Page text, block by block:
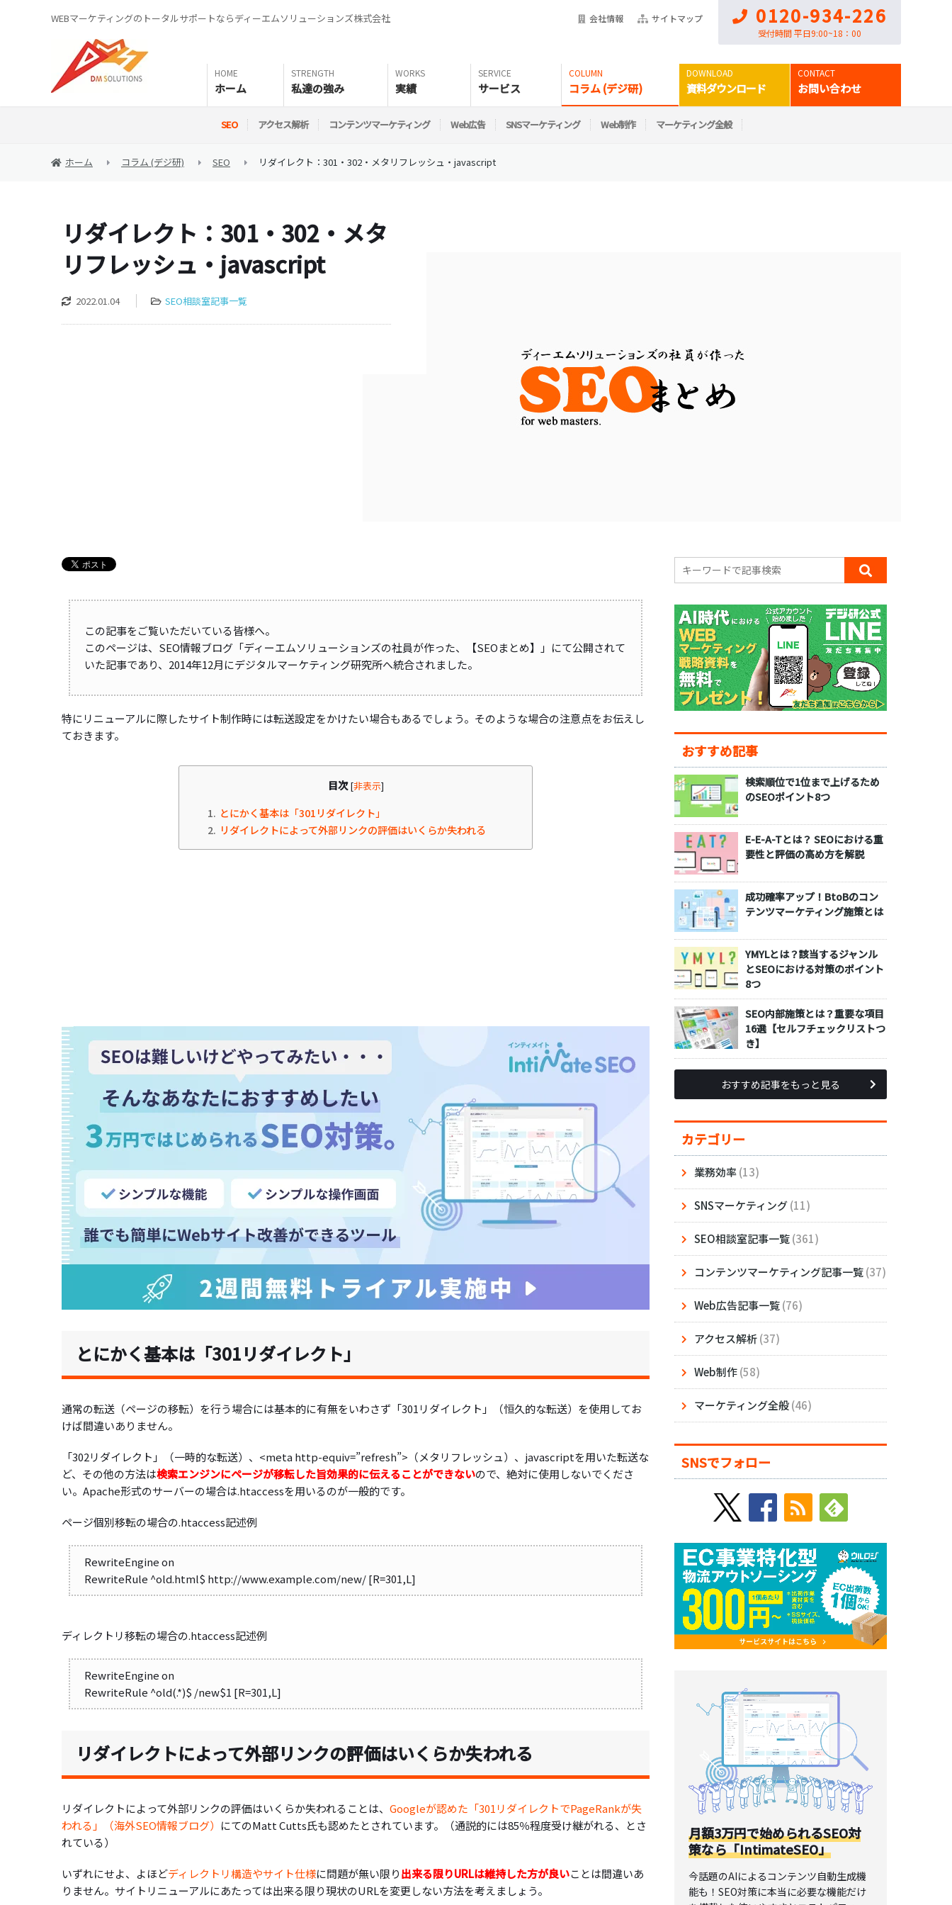
WEBマーケティングのトータルサポートならディーエムソリューションズ株式会社 会社情報 サイトマップ 0120-934-226
受付時間 平日9:00~18：00
ホーム 私達の強み 実績 サービス コラム (デジ研) 資料ダウンロード お問い合わせ
SEO アクセス解析 コンテンツマーケティング Web広告 SNSマーケティング Web制作 マーケティング全般
ホーム コラム (デジ研) SEO リダイレクト：301・302・メタリフレッシュ・javascript
リダイレクト：301・302・メタ
リフレッシュ・javascript
2022.01.04 SEO相談室記事一覧
この記事をご覧いただいている皆様へ。
このページは、SEO情報ブログ「ディーエムソリューションズの社員が作った、【SEOまとめ】」にて公開されて
いた記事であり、2014年12月にデジタルマーケティング研究所へ統合されました。
特にリニューアルに際したサイト制作時には転送設定をかけたい場合もあるでしょう。そのような場合の注意点をお伝えし
ておきます。
目次 [非表示]
1 とにかく基本は「301リダイレクト」
2 リダイレクトによって外部リンクの評価はいくらか失われる
とにかく基本は「301リダイレクト」
通常の転送（ページの移転）を行う場合には基本的に有無をいわさず「301リダイレクト」（恒久的な転送）を使用してお
けば間違いありません。
「302リダイレクト」（一時的な転送）、<meta http-equiv=”refresh”>（メタリフレッシュ）、javascriptを用いた転送な
ど、その他の方法は検索エンジンにページが移転した旨効果的に伝えることができないので、絶対に使用しないでくださ
い。Apache形式のサーバーの場合は.htaccessを用いるのが一般的です。
ページ個別移転の場合の.htaccess記述例
RewriteEngine on
RewriteRule ^old.html$ http://www.example.com/new/ [R=301,L]
ディレクトリ移転の場合の.htaccess記述例
RewriteEngine on
RewriteRule ^old(.*)$ /new$1 [R=301,L]
リダイレクトによって外部リンクの評価はいくらか失われる
リダイレクトによって外部リンクの評価はいくらか失われることは、 Googleが認めた「301リダイレクトでPageRankが失
われる」（海外SEO情報ブログ） にてのMatt Cutts氏も認めたとされています。（通説的には85％程度受け継がれる、とさ
れている）
いずれにせよ、よほどディレクトリ構造やサイト仕様に問題が無い限り出来る限りURLは維持した方が良いことは間違いあ
りません。サイトリニューアルにあたっては出来る限り現状のURLを変更しない方法を考えましょう。
おすすめ記事
検索順位で1位まで上げるため
のSEOポイント8つ
E-E-A-Tとは？ SEOにおける重
要性と評価の高め方を解説
成功確率アップ！BtoBのコン
テンツマーケティング施策とは
YMYLとは？該当するジャンル
とSEOにおける対策のポイント
8つ
SEO内部施策とは？重要な項目
16選【セルフチェックリストつ
き】
おすすめ記事をもっと見る
カテゴリー
業務効率(13)
SNSマーケティング(11)
SEO相談室記事一覧(361)
コンテンツマーケティング記事一覧(37)
Web広告記事一覧(76)
アクセス解析(37)
Web制作(58)
マーケティング全般(46)
SNSでフォロー
月額3万円で始められるSEO対
策なら「IntimateSEO」
今話題のAIによるコンテンツ自動生成機
能も！SEO対策に本当に必要な機能だけ